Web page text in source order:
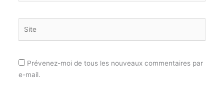
Prévenez-moi de tous les nouveaux commentaires par
e-mail.